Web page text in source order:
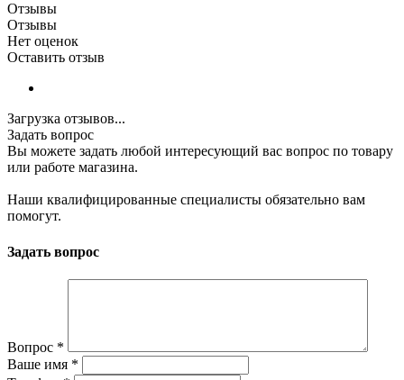
Отзывы
Отзывы
Нет оценок
Оставить отзыв
Загрузка отзывов...
Задать вопрос
Вы можете задать любой интересующий вас вопрос по товару
или работе магазина.
Наши квалифицированные специалисты обязательно вам
помогут.
Задать вопрос
Вопрос *
Ваше имя *